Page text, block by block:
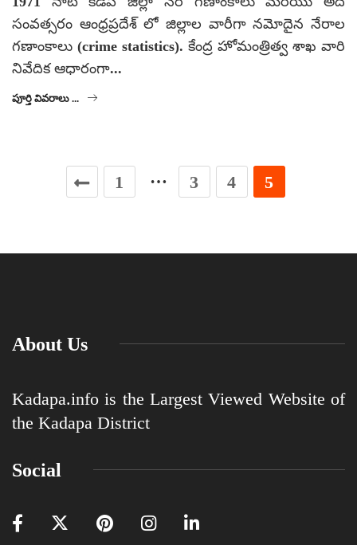
సంవత్సరం ఆంధ్రప్రదేశ్ లో జిల్లాల వారీగా నమోదైన నేరాల
గణాంకాలు (crime statistics). కేంద్ర హోమంత్రిత్వ శాఖ వారి
నివేదిక ఆధారంగా...
పూర్తి వివరాలు ...
1 … 3 4 5
About Us
Kadapa.info is the Largest Viewed Website of
the Kadapa District
Social